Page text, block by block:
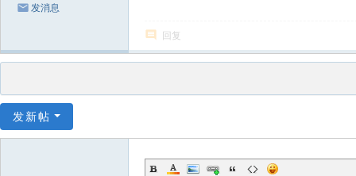
发消息
回复
发新帖